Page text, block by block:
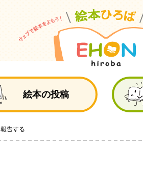
絵本の投稿
告する